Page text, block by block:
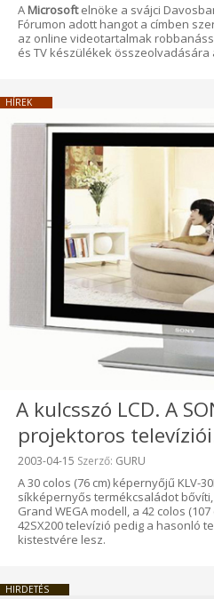
A Microsoftelnöke a svájci
Fórumon adott hangot a címben
az online videotartalmak
és TV készülékek összeolvadására
HÍREK
A kulcsszó LCD. A
projektoros
Beküldve:
2003-04-15 Szerző: GURU
A 30 colos (76 cm) képernyőjű KLV-
síkképernyős termékcsaládot
Grand WEGA modell, a 42 colos
42SX200 televízió pedig a hasonló
kistestvére lesz.
HIRDETÉS